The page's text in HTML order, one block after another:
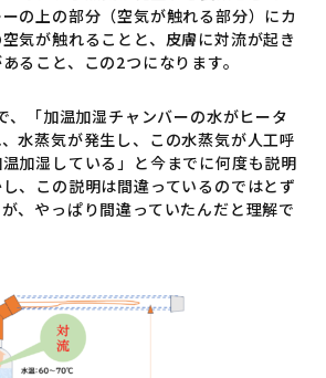
の上の部分（空気が触れる部分）にカ
気が触れることと、皮膚に対流が起き
ること、この2つになります。
、「加温加湿チャンバーの水がヒータ
水蒸気が発生し、この水蒸気が人工呼
加湿している」と今までに何度も説明
、この説明は間違っているのではとず
、やっぱり間違っていたんだと理解で